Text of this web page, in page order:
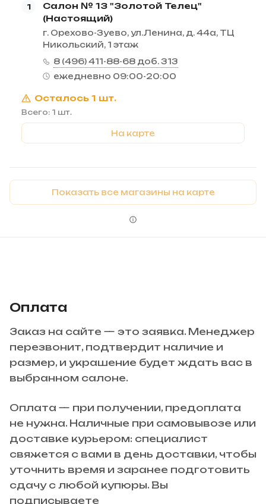
1
Салон № 13 "Золотой Телец"
(Настоящий)
г. Орехово-Зуево, ул.Ленина, д. 44а, ТЦ
Никольский, 1 этаж
8 (496) 411-88-68 доб. 313
ежедневно 09:00-20:00
Осталось 1 шт.
Всего: 1 шт.
На карте
Показать все магазины на карте
Оплата
Заказ на сайте — это заявка. Менеджер
перезвонит, подтвердит наличие и
размер, и украшение будет ждать вас в
выбранном салоне.
Оплата — при получении, предоплата
не нужна. Наличные при самовывозе или
доставке курьером: специалист
свяжется с вами в день доставки, чтобы
уточнить время и заранее подготовить
сдачу с любой купюры. Вы
подписываете